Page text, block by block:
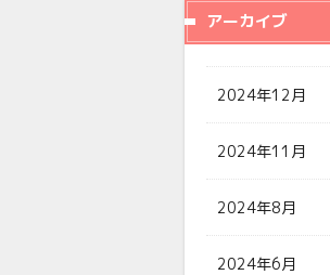
アーカイブ
2024年12月
2024年11月
2024年8月
2024年6月